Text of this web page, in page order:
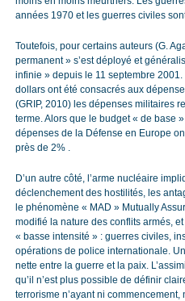
années 1970 et les guerres civiles
Toutefois, pour certains auteurs (G.
permanent » s’est déployé et
infinie » depuis le 11 septembre
dollars ont été consacrés aux
(GRIP, 2010) les dépenses militaires
terme. Alors que le budget « de base
dépenses de la Défense en Europe
près de 2% .
D’un autre côté, l’arme nucléaire
déclenchement des hostilités, les
le phénomène « MAD » Mutually
modifié la nature des conflits armés,
« basse intensité » : guerres civiles,
opérations de police internationale.
nette entre la guerre et la paix.
qu’il n’est plus possible de définir
terrorisme n’ayant ni commencement,